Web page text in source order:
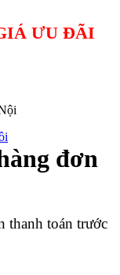
ƯU ĐÃI
đơn
thanh toán trước